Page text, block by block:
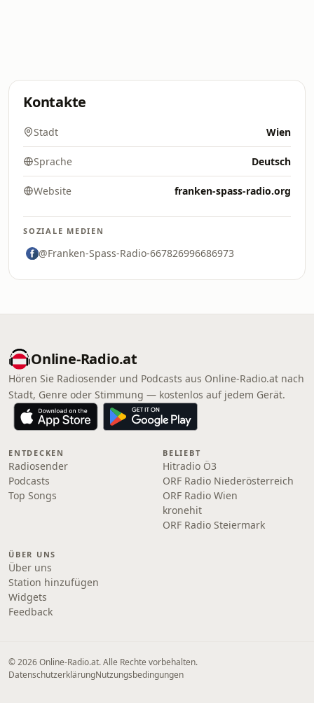
Kontakte
Stadt Wien
Sprache Deutsch
Website franken-spass-radio.org
SOZIALE MEDIEN
@Franken-Spass-Radio-667826996686973
Online‑Radio.at
Hören Sie Radiosender und Podcasts aus Online‑Radio.at nach
Stadt, Genre oder Stimmung — kostenlos auf jedem Gerät.
ENTDECKEN
Radiosender
Podcasts
Top Songs
BELIEBT
Hitradio Ö3
ORF Radio Niederösterreich
ORF Radio Wien
kronehit
ORF Radio Steiermark
ÜBER UNS
Über uns
Station hinzufügen
Widgets
Feedback
© 2026 Online‑Radio.at. Alle Rechte vorbehalten.
DatenschutzerklärungNutzungsbedingungen